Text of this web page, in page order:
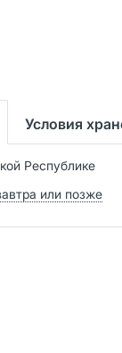
Условия
Республике
или позже